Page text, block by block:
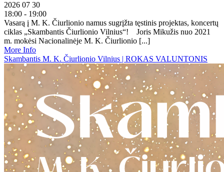
2026 07 30
18:00 - 19:00
Vasarą į M. K. Čiurlionio namus sugrįžta tęstinis projektas, koncertų
ciklas „Skambantis Čiurlionio Vilnius“! Joris Mikužis nuo 2021
m. mokėsi Nacionalinėje M. K. Čiurlionio [...]
More Info
Skambantis M. K. Čiurlionio Vilnius | ROKAS VALUNTONIS